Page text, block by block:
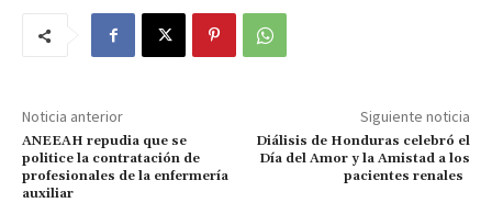
Noticia anterior
ANEEAH repudia que se
politice la contratación de
profesionales de la enfermería
auxiliar
Siguiente noticia
Diálisis de Honduras celebró el
Día del Amor y la Amistad a los
pacientes renales